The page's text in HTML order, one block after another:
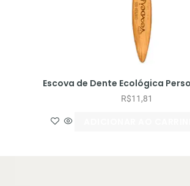
Escova de Dente Ecológica
R$11,81